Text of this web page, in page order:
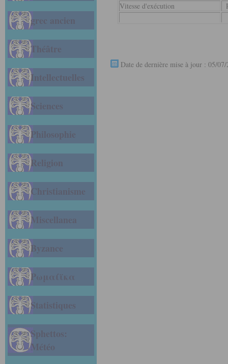
grec ancien
Théâtre
Intellectuelles
Sciences
Philosophie
Religion
Christianisme
Miscellanea
Byzance
Ρωμαίϊκα
Statistiques
Sphettos:
Météo
Vitesse d'exécution
Date de dernière mise à jour : 05/